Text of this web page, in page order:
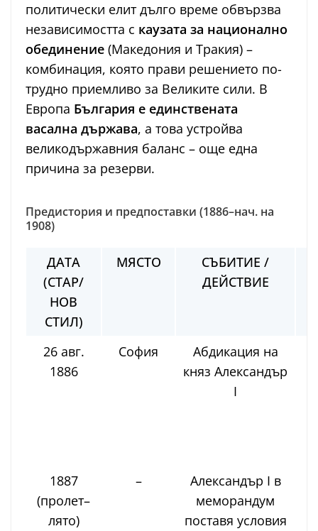
политически елит дълго време обвързва
независимостта с каузата за национално
обединение (Македония и Тракия) –
комбинация, която прави решението по-
трудно приемливо за Великите сили. В
Европа България е единствената
васална държава, а това устройва
великодържавния баланс – още една
причина за резерви.
Предистория и предпоставки (1886–нач. на
1908)
ДАТА
(СТАР/
НОВ
СТИЛ)
МЯСТО
СЪБИТИЕ /
ДЕЙСТВИЕ
26 авг.
1886
София
Абдикация на
княз Александър
I
1887
(пролет–
лято)
–
Александър I в
меморандум
поставя условия